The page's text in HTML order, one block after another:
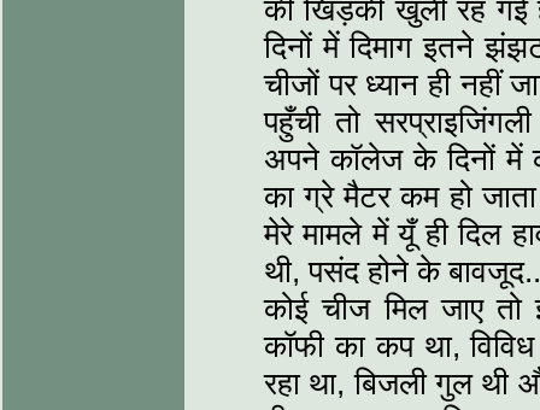
की खिड़की खुली रह गई
दिनों में दिमाग इतने
चीजों पर ध्यान ही नहीं
पहुँची तो
अपने कॉलेज के दिनों में
का ग्रे मैटर कम हो
मेरे मामले में यूँ ही दिल
थी, पसंद होने के
कोई चीज मिल जाए
कॉफी का कप था,
रहा था, बिजली गुल थी